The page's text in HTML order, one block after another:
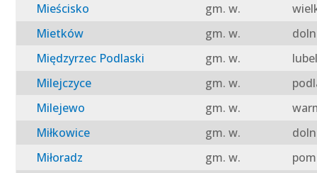
Mieścisko
gm. w.
Mietków
gm. w.
Międzyrzec Podlaski
gm. w.
Milejczyce
gm. w.
Milejewo
gm. w.
Miłkowice
gm. w.
Miłoradz
gm. w.